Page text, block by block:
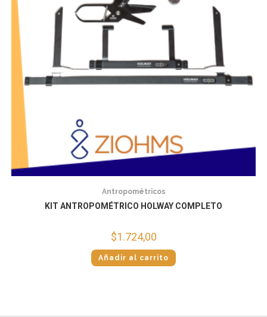
Antropométricos
KIT ANTROPOMÉTRICO HOLWAY COMPLETO
$1.724,00
Añadir al carrito